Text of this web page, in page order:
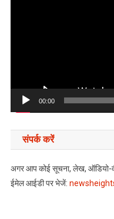
00:00
संपर्क करें
अगर आप कोई सूचना, लेख, ऑडियो-
ईमेल आईडी पर भेजें: